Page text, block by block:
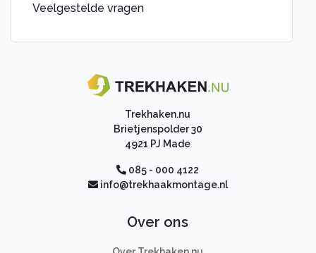
Veelgestelde vragen
Trekhaken.nu
Brietjenspolder 30
4921 PJ Made
085 - 000 4122
info@trekhaakmontage.nl
Over ons